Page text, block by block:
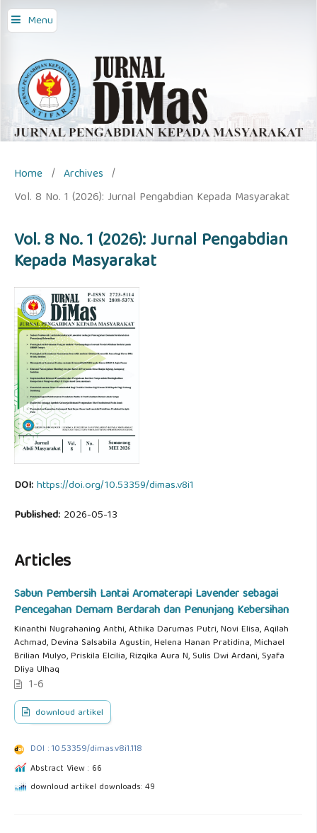
Menu
Home / Archives /
Vol. 8 No. 1 (2026): Jurnal Pengabdian Kepada Masyarakat
Vol. 8 No. 1 (2026): Jurnal Pengabdian
Kepada Masyarakat
DOI:https://doi.org/10.53359/dimas.v8i1
Published: 2026-05-13
Articles
Sabun Pembersih Lantai Aromaterapi Lavender sebagai
Pencegahan Demam Berdarah dan Penunjang Kebersihan
Kinanthi Nugrahaning Anthi, Athika Darumas Putri, Novi Elisa, Aqilah
Achmad, Devina Salsabila Agustin, Helena Hanan Pratidina, Michael
Brilian Mulyo, Priskila Elcilia, Rizqika Aura N, Sulis Dwi Ardani, Syafa
Dliya Ulhaq
1-6
downloud artikel
DOI : 10.53359/dimas.v8i1.118
Abstract View : 66
downloud artikel downloads: 49